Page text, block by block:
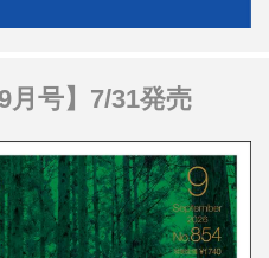
月号】7/31発売